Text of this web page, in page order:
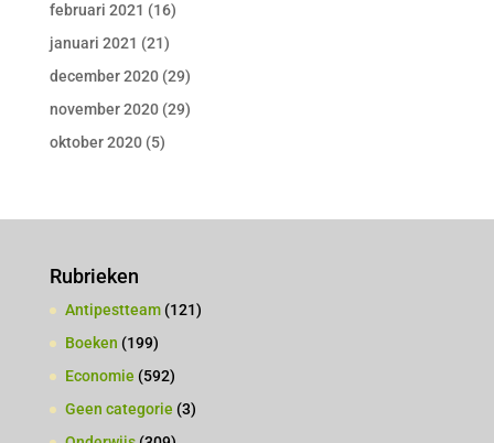
februari 2021 (16)
januari 2021 (21)
december 2020(29)
november 2020(29)
oktober 2020(5)
Rubrieken
Antipestteam(121)
Boeken (199)
Economie (592)
Geen categorie (3)